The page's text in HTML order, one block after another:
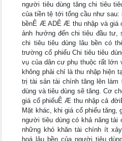
người tiêu dùng tăng chi tiêu
của tiền tệ tới tổng cầu như
bềnÊ Æ ADÊ Æ thu nhập và giá
ảnh hưởng đến chi tiêu đầu tư,
chi tiêu tiêu dùng lâu bền có
trường cổ phiếu Chi tiêu tiêu
vụ của dân cư phụ thuộc rất lớn
không phải chỉ là thu nhập hiện
trị tài sản tài chính tăng lên
dùng và tiêu dùng sẽ tăng. Cơ
giá cổ phiếuÊ Æ thu nhập cả
Mặt khác, khi giá cổ phiếu tăng,
người tiêu dùng có khả năng tài
những khó khăn tài chính ít
hoá lâu bền của người tiêu